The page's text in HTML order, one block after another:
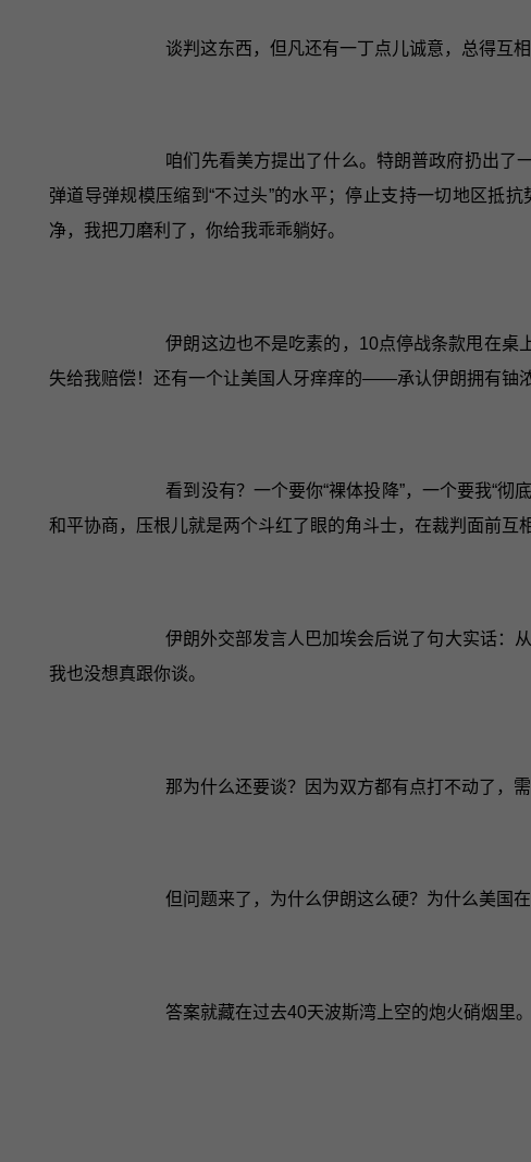
谈判这东西，但凡还有一丁点儿诚意，总得互
咱们先看美方提出了什么。特朗普政府扔出
弹道导弹规模压缩到“不过头”的水平；停止支持一切地区抵
净，我把刀磨利了，你给我乖乖躺好。
伊朗这边也不是吃素的，10点停战条款甩在桌
失给我赔偿！还有一个让美国人牙痒痒的——承认伊朗拥有铀浓
看到没有？一个要你“裸体投降”，一个要我“
和平协商，压根儿就是两个斗红了眼的角斗士，在裁判面前互
伊朗外交部发言人巴加埃会后说了句大实话：
我也没想真跟你谈。
那为什么还要谈？因为双方都有点打不动了
但问题来了，为什么伊朗这么硬？为什么美国
答案就藏在过去40天波斯湾上空的炮火硝烟里。